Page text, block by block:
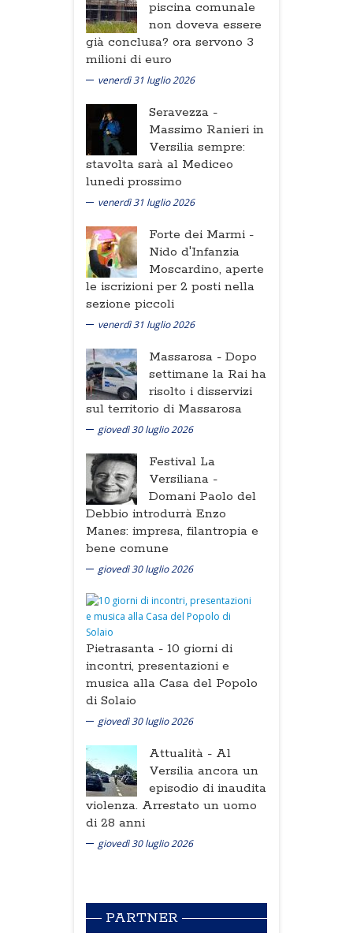
piscina comunale
non doveva essere
già conclusa? ora servono 3
milioni di euro
venerdì 31 luglio 2026
Seravezza -
Massimo Ranieri in
Versilia sempre:
stavolta sarà al Mediceo
lunedi prossimo
venerdì 31 luglio 2026
Forte dei Marmi -
Nido d'Infanzia
Moscardino, aperte
le iscrizioni per 2 posti nella
sezione piccoli
venerdì 31 luglio 2026
Massarosa - Dopo
settimane la Rai ha
risolto i disservizi
sul territorio di Massarosa
giovedì 30 luglio 2026
Festival La
Versiliana -
Domani Paolo del
Debbio introdurrà Enzo
Manes: impresa, filantropia e
bene comune
giovedì 30 luglio 2026
Pietrasanta - 10 giorni di
incontri, presentazioni e
musica alla Casa del Popolo
di Solaio
giovedì 30 luglio 2026
Attualità - Al
Versilia ancora un
episodio di inaudita
violenza. Arrestato un uomo
di 28 anni
giovedì 30 luglio 2026
PARTNER